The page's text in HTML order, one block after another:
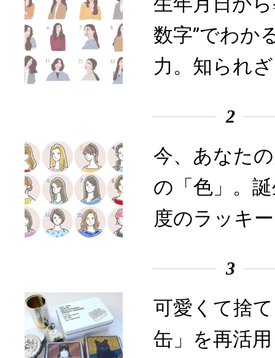
数字”でわか
力。知られ
2
今、あなた
の「色」。
度のラッキ
3
可愛くて捨
缶」を再活